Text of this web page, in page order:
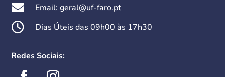
 Email: geral@uf-faro.pt
 Dias Úteis das 09h00 às 17h30
Redes Sociais: